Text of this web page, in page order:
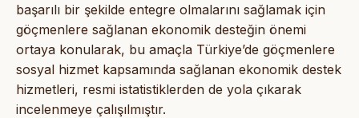
başarılı bir şekilde entegre olmalarını sağlamak için
göçmenlere sağlanan ekonomik desteğin önemi
ortaya konularak, bu amaçla Türkiye’de göçmenlere
sosyal hizmet kapsamında sağlanan ekonomik destek
hizmetleri, resmi istatistiklerden de yola çıkarak
incelenmeye çalışılmıştır.